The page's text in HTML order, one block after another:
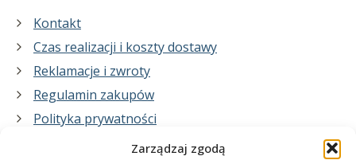
Zarządzaj zgodą
Kontakt
Czas realizacji i koszty dostawy
Reklamacje i zwroty
Regulamin zakupów
Polityka prywatności